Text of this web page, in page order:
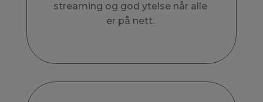
streaming og god ytelse når alle
er på nett.